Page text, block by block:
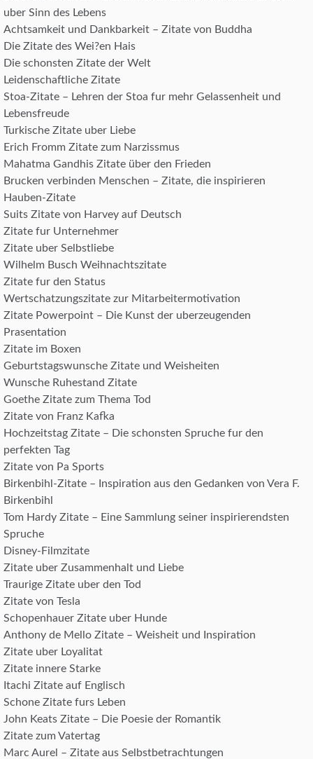
uber Sinn des Lebens
Achtsamkeit und Dankbarkeit – Zitate von Buddha
Die Zitate des Wei?en Hais
Die schonsten Zitate der Welt
Leidenschaftliche Zitate
Stoa-Zitate – Lehren der Stoa fur mehr Gelassenheit und
Lebensfreude
Turkische Zitate uber Liebe
Erich Fromm Zitate zum Narzissmus
Mahatma Gandhis Zitate über den Frieden
Brucken verbinden Menschen – Zitate, die inspirieren
Hauben-Zitate
Suits Zitate von Harvey auf Deutsch
Zitate fur Unternehmer
Zitate uber Selbstliebe
Wilhelm Busch Weihnachtszitate
Zitate fur den Status
Wertschatzungszitate zur Mitarbeitermotivation
Zitate Powerpoint – Die Kunst der uberzeugenden
Prasentation
Zitate im Boxen
Geburtstagswunsche Zitate und Weisheiten
Wunsche Ruhestand Zitate
Goethe Zitate zum Thema Tod
Zitate von Franz Kafka
Hochzeitstag Zitate – Die schonsten Spruche fur den
perfekten Tag
Zitate von Pa Sports
Birkenbihl-Zitate – Inspiration aus den Gedanken von Vera F.
Birkenbihl
Tom Hardy Zitate – Eine Sammlung seiner inspirierendsten
Spruche
Disney-Filmzitate
Zitate uber Zusammenhalt und Liebe
Traurige Zitate uber den Tod
Zitate von Tesla
Schopenhauer Zitate uber Hunde
Anthony de Mello Zitate – Weisheit und Inspiration
Zitate uber Loyalitat
Zitate innere Starke
Itachi Zitate auf Englisch
Schone Zitate furs Leben
John Keats Zitate – Die Poesie der Romantik
Zitate zum Vatertag
Marc Aurel – Zitate aus Selbstbetrachtungen